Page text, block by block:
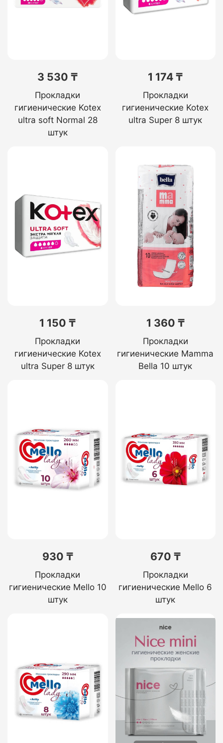
3 530 ₸
Прокладки
гигиенические Kotex
ultra soft Normal 28
штук
1 174 ₸
Прокладки
гигиенические Kotex
ultra Super 8 штук
1 150 ₸
Прокладки
гигиенические Kotex
ultra Super 8 штук
1 360 ₸
Прокладки
гигиенические Mamma
Bella 10 штук
930 ₸
Прокладки
гигиенические Mello 10
штук
670 ₸
Прокладки
гигиенические Mello 6
штук